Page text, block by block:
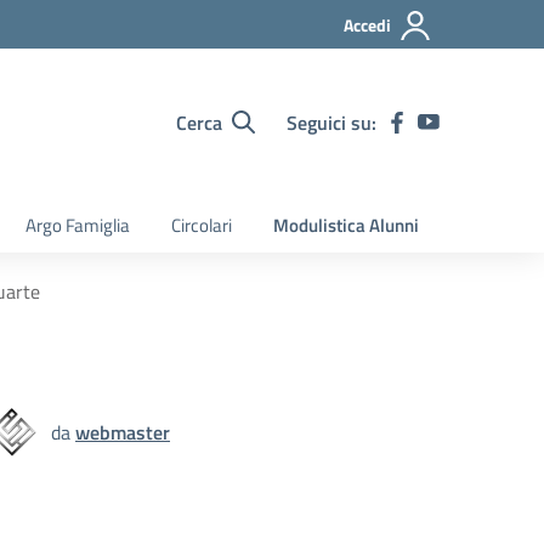
Accedi
Cerca Seguici su:
Argo Famiglia Circolari Modulistica Alunni
dawebmaster